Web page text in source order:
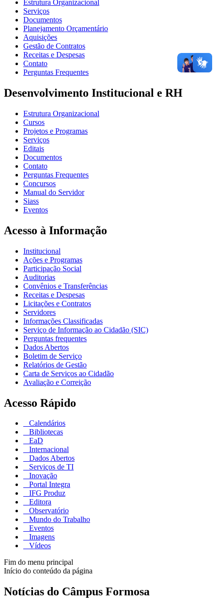
Estrutura Organizacional
Serviços
Documentos
Planejamento Orçamentário
Aquisições
Gestão de Contratos
Receitas e Despesas
Contato
Perguntas Frequentes
Desenvolvimento Institucional e RH
Estrutura Organizacional
Cursos
Projetos e Programas
Serviços
Editais
Documentos
Contato
Perguntas Frequentes
Concursos
Manual do Servidor
Siass
Eventos
Acesso à Informação
Institucional
Ações e Programas
Participação Social
Auditorias
Convênios e Transferências
Receitas e Despesas
Licitações e Contratos
Servidores
Informações Classificadas
Serviço de Informação ao Cidadão (SIC)
Perguntas frequentes
Dados Abertos
Boletim de Serviço
Relatórios de Gestão
Carta de Serviços ao Cidadão
Avaliação e Correição
Acesso Rápido
Calendários
Bibliotecas
EaD
Internacional
Dados Abertos
Serviços de TI
Inovação
Portal Integra
IFG Produz
Editora
Observatório
Mundo do Trabalho
Eventos
Imagens
Vídeos
Fim do menu principal
Início do conteúdo da página
Notícias do Câmpus Formosa